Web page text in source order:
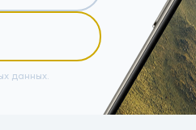
данных.